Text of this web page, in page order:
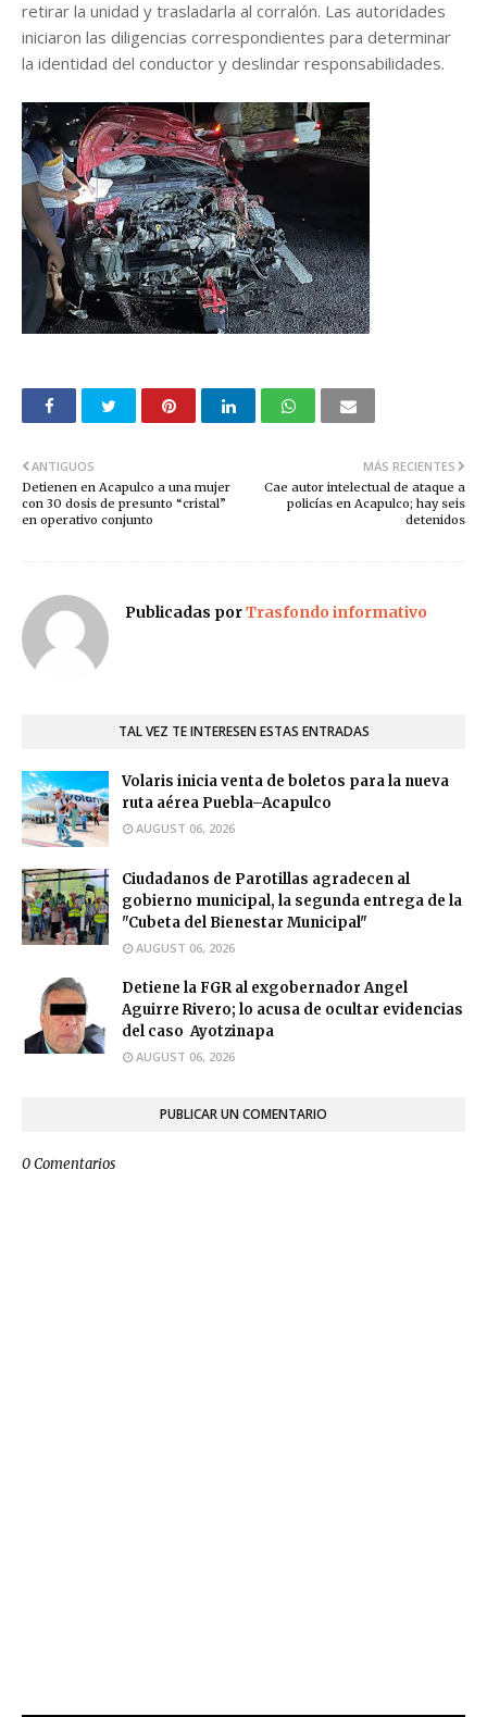
retirar la unidad y trasladarla al corralón. Las autoridades
iniciaron las diligencias correspondientes para determinar
la identidad del conductor y deslindar responsabilidades.
MÁS RECIENTES
Cae autor intelectual de ataque a
policías en Acapulco; hay seis
detenidos
ANTIGUOS
Detienen en Acapulco a una mujer
con 30 dosis de presunto “cristal”
en operativo conjunto
Publicadas porTrasfondo informativo
TAL VEZ TE INTERESEN ESTAS ENTRADAS
Volaris inicia venta de boletos para la nueva
ruta aérea Puebla–Acapulco
AUGUST 06, 2026
Ciudadanos de Parotillas agradecen al
gobierno municipal, la segunda entrega de la
"Cubeta del Bienestar Municipal"
AUGUST 06, 2026
Detiene la FGR al exgobernador Angel
Aguirre Rivero; lo acusa de ocultar evidencias
del caso Ayotzinapa
AUGUST 06, 2026
PUBLICAR UN COMENTARIO
0 Comentarios